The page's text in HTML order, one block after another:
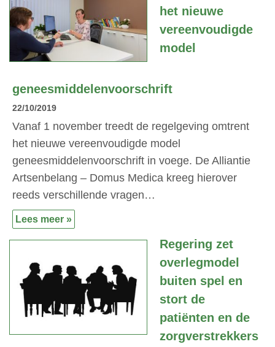
het nieuwe
vereenvoudigde
model
geneesmiddelenvoorschrift
22/10/2019
Vanaf 1 november treedt de regelgeving omtrent
het nieuwe vereenvoudigde model
geneesmiddelenvoorschrift in voege. De Alliantie
Artsenbelang – Domus Medica kreeg hierover
reeds verschillende vragen…
Lees meer »
Regering zet
overlegmodel
buiten spel en
stort de
patiënten en de
zorgverstrekkers